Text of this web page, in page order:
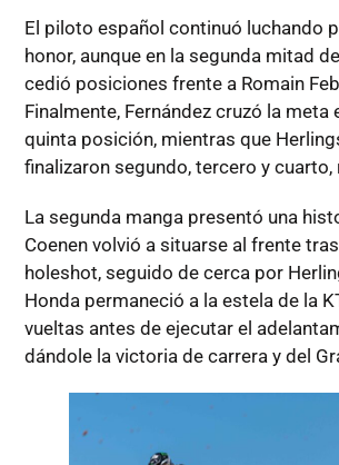
El piloto español continuó luchando
honor, aunque en la segunda mitad
cedió posiciones frente a Romain
Finalmente, Fernández cruzó la meta
quinta posición, mientras que
finalizaron segundo, tercero y
La segunda manga presentó una
Coenen volvió a situarse al frente
holeshot, seguido de cerca por
Honda permaneció a la estela de la
vueltas antes de ejecutar el
dándole la victoria de carrera y del